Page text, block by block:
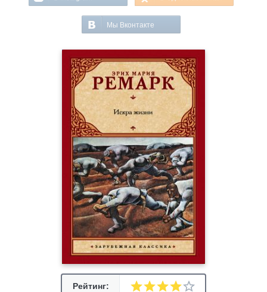
Мы Вконтакте
Рейтинг: